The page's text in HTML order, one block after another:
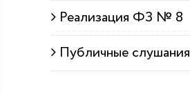
Реализация ФЗ № 8
Публичные слушания